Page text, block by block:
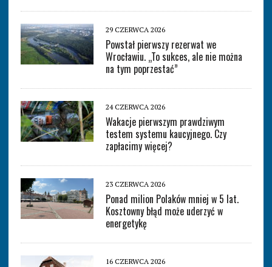
29 CZERWCA 2026
Powstał pierwszy rezerwat we
Wrocławiu. „To sukces, ale nie można
na tym poprzestać”
24 CZERWCA 2026
Wakacje pierwszym prawdziwym
testem systemu kaucyjnego. Czy
zapłacimy więcej?
23 CZERWCA 2026
Ponad milion Polaków mniej w 5 lat.
Kosztowny błąd może uderzyć w
energetykę
16 CZERWCA 2026